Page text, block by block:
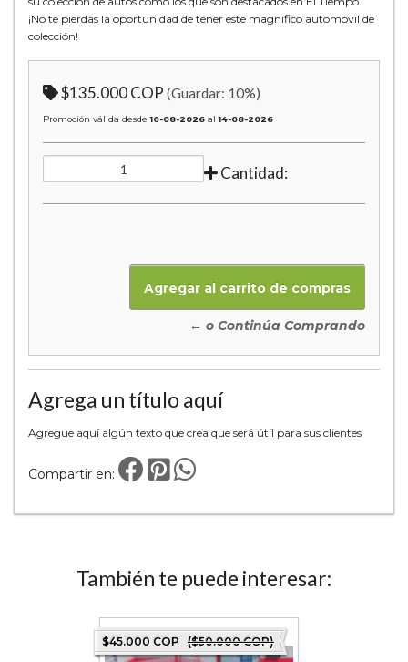
¡No te pierdas la oportunidad de tener este magnífico automóvil de
colección!
$135.000 COP (Guardar: 10%)
Promoción válida desde10-08-2026 al14-08-2026
Cantidad:
← o Continúa Comprando
Agrega un título aquí
Agregue aquí algún texto que crea que será útil para sus clientes
Compartir en:
También te puede interesar:
$45.000 COP ($50.000 COP)